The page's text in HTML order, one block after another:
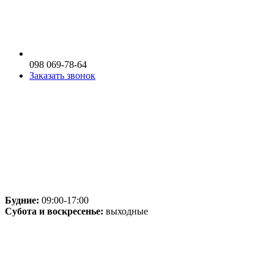
098 069-78-64
Заказать звонок
Будние: 09:00-17:00
Субота и воскресенье: выходные